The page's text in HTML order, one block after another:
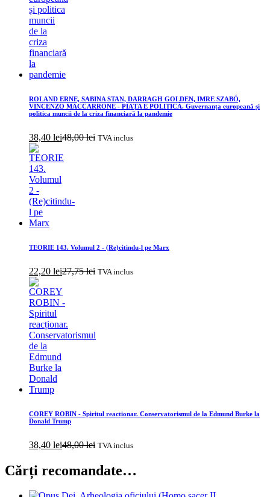
ROLAND ERNE, SABINA STAN, DARRAGH GOLDEN, IMRE SZABÓ,
VINCENZO MACCARRONE - PIAȚA E POLITICĂ. Guvernanța europeană și
politica muncii de la criza financiară la pandemie
38,40 lei48,00lei TVA inclus
TEORIE 143. Volumul 2 - (Re)citindu-l pe Marx
22,20 lei27,75lei TVA inclus
COREY ROBIN - Spiritul reacționar. Conservatorismul de la Edmund Burke la
Donald Trump
38,40 lei48,00lei TVA inclus
Cărți recomandate…